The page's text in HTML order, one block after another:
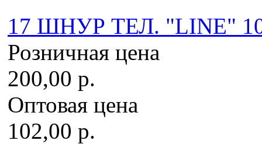
17 ШНУР ТЕЛ. "LINE"
Розничная цена
200,00 р.
Оптовая цена
102,00 р.